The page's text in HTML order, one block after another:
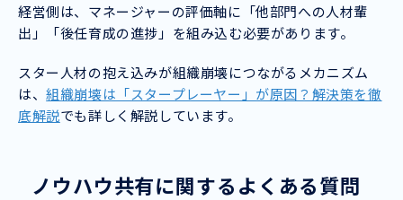
経営側は、マネージャーの評価軸に「他部門への人材輩
出」「後任育成の進捗」を組み込む必要があります。
スター人材の抱え込みが組織崩壊につながるメカニズム
は、組織崩壊は「スタープレーヤー」が原因？解決策を徹
底解説でも詳しく解説しています。
ノウハウ共有に関するよくある質問